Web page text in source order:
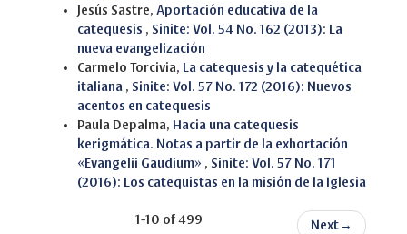
Jesús Sastre, Aportación educativa de la
catequesis , Sinite: Vol. 54 No. 162 (2013): La
nueva evangelización
Carmelo Torcivia, La catequesis y la catequética
italiana , Sinite: Vol. 57 No. 172 (2016): Nuevos
acentos en catequesis
Paula Depalma, Hacia una catequesis
kerigmática. Notas a partir de la exhortación
«Evangelii Gaudium» , Sinite: Vol. 57 No. 171
(2016): Los catequistas en la misión de la Iglesia
1-10 of 499 Next →